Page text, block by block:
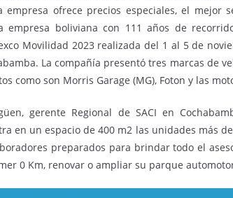
empresa ofrece precios especiales, el mejor
empresa boliviana con 111 años de
Movilidad 2023 realizada del 1 al 5 de
La compañía presentó tres marcas de
como son Morris Garage (MG), Foton y las
gerente Regional de SACI en
en un espacio de 400 m2 las unidades más
preparados para brindar todo el
0 Km, renovar o ampliar su parque